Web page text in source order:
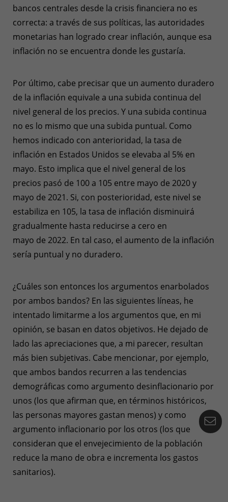
bancos centrales desde la crisis financiera no es
correcta: a través de sus políticas, las autoridades
monetarias han logrado crear inflación, aunque esa
inflación no se encuentra donde les gustaría.
Por último, cabe precisar que un aumento duradero
de la inflación equivale a una subida continua del
nivel general de los precios. Y una subida continua
no es lo mismo que una subida puntual. Como
hemos indicado con anterioridad, la tasa de
inflación en Estados Unidos se elevaba al 5% en
mayo. Esto implica que el nivel general de los
precios pasó de 100 a 105 entre mayo de 2020 y
mayo de 2021. Si, con posterioridad, este nivel se
estabiliza en 105, la tasa de inflación disminuirá
gradualmente hasta reducirse a cero en
mayo de 2022. En tal caso, el aumento de la inflación
sería puntual y no duradero.
¿Cuáles son entonces los argumentos enarbolados
por ambos bandos? En las siguientes líneas, he
intentado limitarme a los argumentos que, en mi
opinión, se basan en datos objetivos. He dejado de
lado las apreciaciones que, a mi parecer, resultan
más bien subjetivas. Cabe mencionar, por ejemplo,
que ambos bandos recurren a las tendencias
demográficas como argumento desinflacionario por
unos (los que afirman que, en términos históricos,
las personas mayores gastan menos) y como
argumento inflacionario por los otros (los que
consideran que el envejecimiento de la población
reduce la mano de obra e incrementa los gastos
sanitarios).